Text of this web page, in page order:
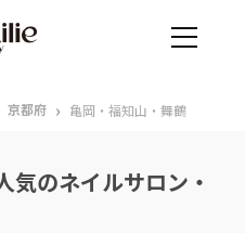
京都府 › 亀岡・福知山・舞鶴
気のネイルサロン・